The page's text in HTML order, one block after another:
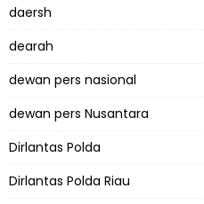
daersh
dearah
dewan pers nasional
dewan pers Nusantara
Dirlantas Polda
Dirlantas Polda Riau